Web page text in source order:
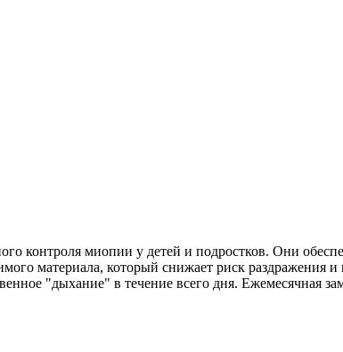
контроля миопии у детей и подростков. Они
материала, который снижает риск
"дыхание" в течение всего дня. Ежемесячная